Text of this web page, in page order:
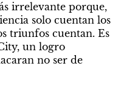
irrelevante porque,
solo cuentan los
triunfos cuentan. Es
un logro
no ser de